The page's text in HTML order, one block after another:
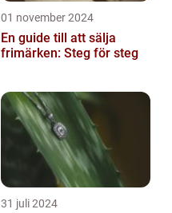
01 november 2024
En guide till att sälja
frimärken: Steg för steg
31 juli 2024